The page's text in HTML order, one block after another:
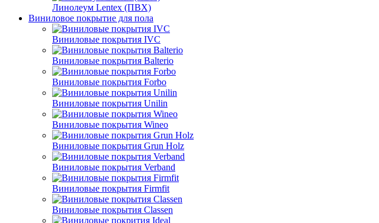
Линолеум Lentex (ПВХ)
Виниловое покрытие для пола
Виниловые покрытия IVC
Виниловые покрытия Balterio
Виниловые покрытия Forbo
Виниловые покрытия Unilin
Виниловые покрытия Wineo
Виниловые покрытия Grun Holz
Виниловые покрытия Verband
Виниловые покрытия Firmfit
Виниловые покрытия Classen